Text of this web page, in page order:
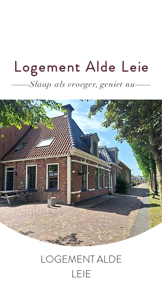
Logement Alde Leie
Slaap als vroeger, geniet nu
LOGEMENT ALDE
LEIE